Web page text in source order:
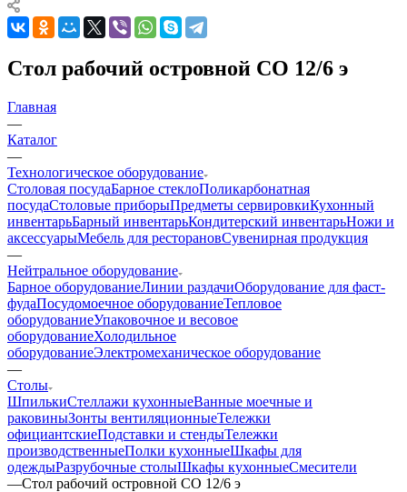
Стол рабочий островной СО 12/6 э
Главная
—
Каталог
—
Технологическое оборудование
Столовая посудаБарное стеклоПоликарбонатная
посудаСтоловые приборыПредметы сервировкиКухонный
инвентарьБарный инвентарьКондитерский инвентарьНожи и
аксессуарыМебель для ресторановСувенирная продукция
—
Нейтральное оборудование
Барное оборудованиеЛинии раздачиОборудование для фаст-
фудаПосудомоечное оборудованиеТепловое
оборудованиеУпаковочное и весовое
оборудованиеХолодильное
оборудованиеЭлектромеханическое оборудование
—
Столы
ШпилькиСтеллажи кухонныеВанные моечные и
раковиныЗонты вентиляционныеТележки
официантскиеПодставки и стендыТележки
производственныеПолки кухонныеШкафы для
одеждыРазрубочные столыШкафы кухонныеСмесители
—Стол рабочий островной СО 12/6 э